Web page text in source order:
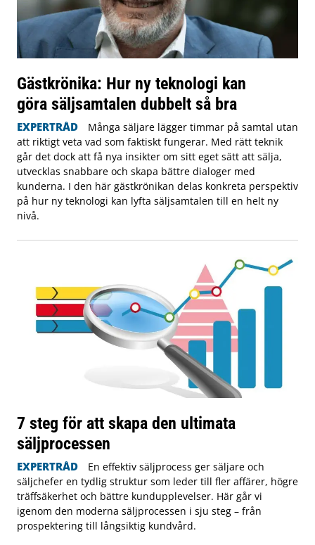
Gästkrönika: Hur ny teknologi kan
göra säljsamtalen dubbelt så bra
EXPERTRÅD
Många säljare lägger timmar på samtal utan
att riktigt veta vad som faktiskt fungerar. Med rätt teknik
går det dock att få nya insikter om sitt eget sätt att sälja,
utvecklas snabbare och skapa bättre dialoger med
kunderna. I den här gästkrönikan delas konkreta perspektiv
på hur ny teknologi kan lyfta säljsamtalen till en helt ny
nivå.
7 steg för att skapa den ultimata
säljprocessen
EXPERTRÅD
En effektiv säljprocess ger säljare och
säljchefer en tydlig struktur som leder till fler affärer, högre
träffsäkerhet och bättre kundupplevelser. Här går vi
igenom den moderna säljprocessen i sju steg – från
prospektering till långsiktig kundvård.